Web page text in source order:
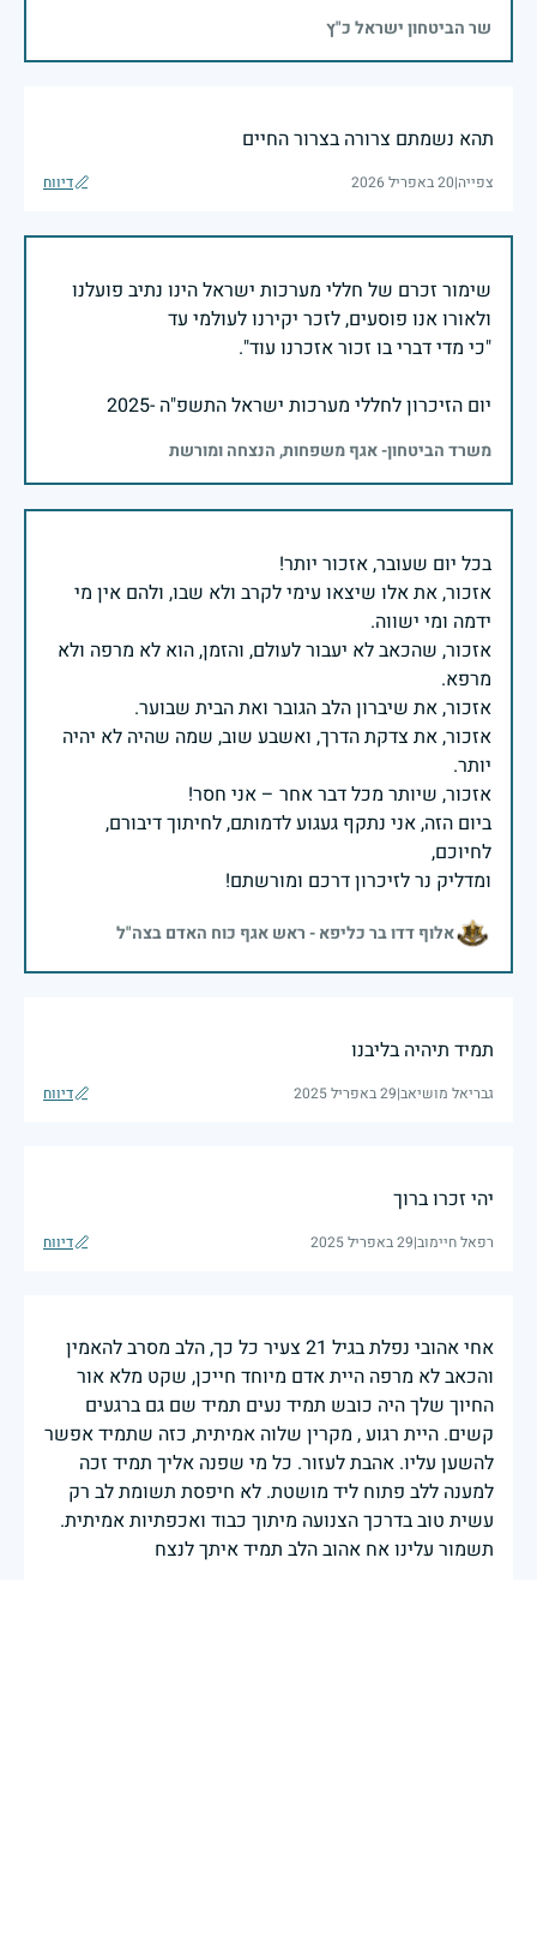
שר הביטחון ישראל כ"ץ
תהא נשמתם צרורה בצרור החיים
צפייה|20 באפריל 2026 דיווח
שימור זכרם של חללי מערכות ישראל הינו נתיב פועלנו
יום הזיכרון לחללי מערכות ישראל התשפ"ה -2025
משרד הביטחון- אגף משפחות, הנצחה ומורשת
אזכור, את אלו שיצאו עימי לקרב ולא שבו, ולהם אין מי
אזכור, שהכאב לא יעבור לעולם, והזמן, הוא לא מרפה ולא
אזכור, את צדקת הדרך, ואשבע שוב, שמה שהיה לא יהיה
ביום הזה, אני נתקף געגוע לדמותם, לחיתוך דיבורם,
ומדליק נר לזיכרון דרכם ומורשתם!
אלוף דדו בר כליפא - ראש אגף כוח האדם בצה"ל
תמיד תיהיה בליבנו
גבריאל מושיאב|29 באפריל 2025 דיווח
יהי זכרו ברוך
רפאל חיימוב|29 באפריל 2025 דיווח
אחי אהובי נפלת בגיל 21 צעיר כל כך, הלב מסרב להאמין
והכאב לא מרפה היית אדם מיוחד חייכן, שקט מלא אור
החיוך שלך היה כובש תמיד נעים תמיד שם גם ברגעים
קשים. היית רגוע , מקרין שלוה אמיתית, כזה שתמיד אפשר
להשען עליו. אהבת לעזור. כל מי שפנה אליך תמיד זכה
למענה ללב פתוח ליד מושטת. לא חיפסת תשומת לב רק
עשית טוב בדרכך הצנועה מיתוך כבוד ואכפתיות אמיתית.
תשמור עלינו אח אהוב הלב תמיד איתך לנצח